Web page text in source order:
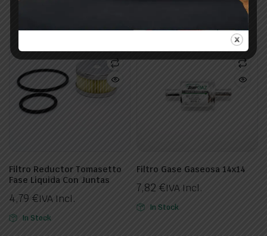
Filtro Reductor Tomasetto
Fase Liquida Con Juntas
4,79 €IVA Incl.
In Stock
Filtro Gase Gaseosa 14x14
7,82 €IVA Incl.
In Stock